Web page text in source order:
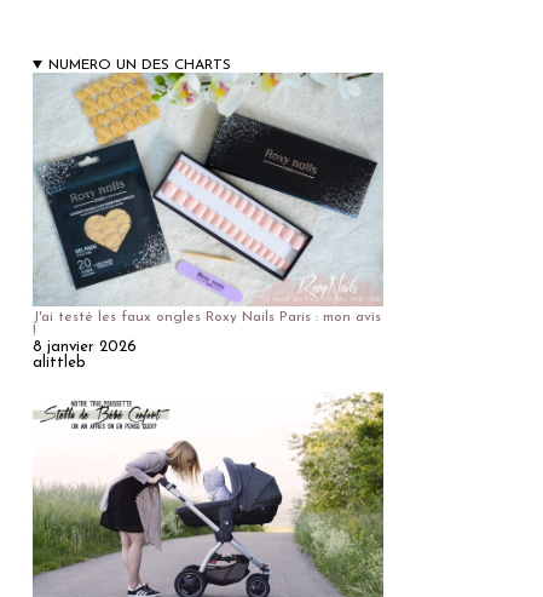
NUMERO UN DES CHARTS
J'ai testé les faux ongles Roxy Nails Paris : mon avis
!
8 janvier 2026
alittleb